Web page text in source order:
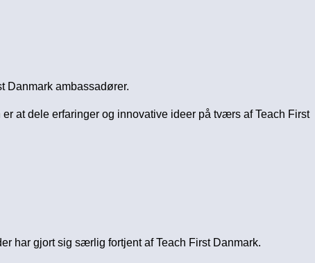
Danmark ambassadører.
at dele erfaringer og innovative ideer på tværs af Teach First
har gjort sig særlig fortjent af Teach First Danmark.